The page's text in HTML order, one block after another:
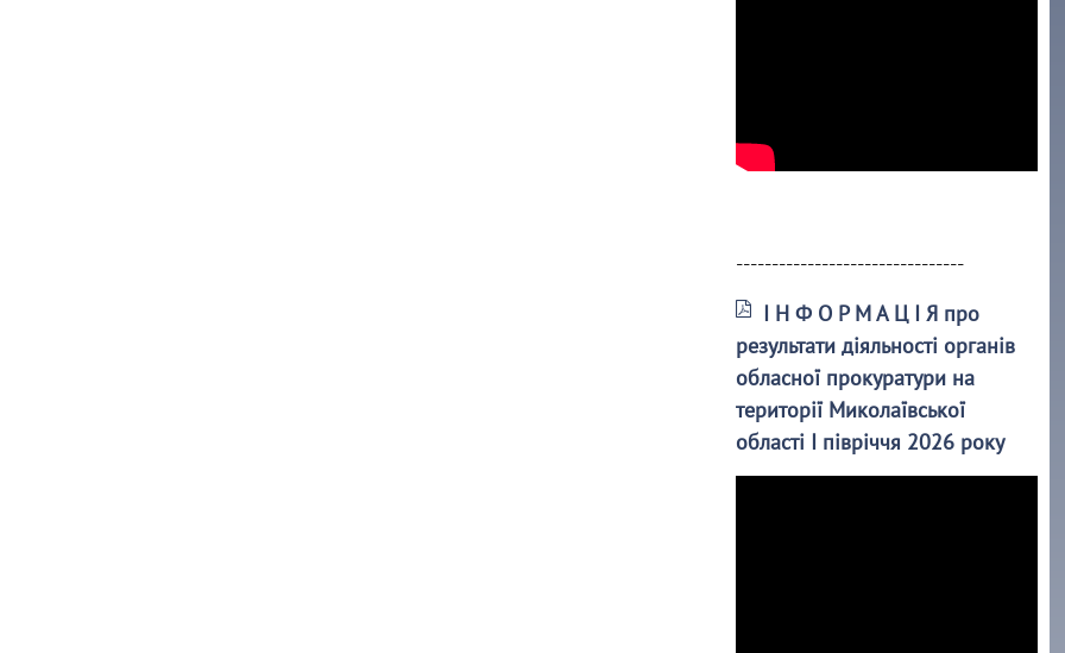
--------------------------------
І Н Ф О Р М А Ц І Я про
результати діяльності органів
обласної прокуратури на
території Миколаївської
області І півріччя 2026 року